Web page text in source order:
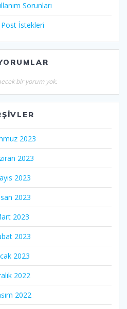
Sorunları
İstekleri
bir yorum yok.
2023
2023
2023
2023
2023
2023
2023
2022
2022